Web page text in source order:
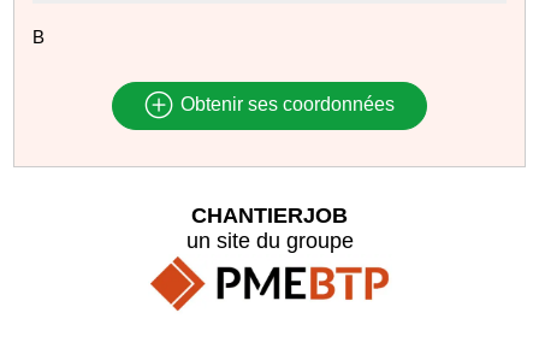
B
Obtenir ses coordonnées
CHANTIERJOB
un site du groupe